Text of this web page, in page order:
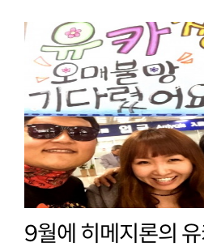
9월에 히메지론의